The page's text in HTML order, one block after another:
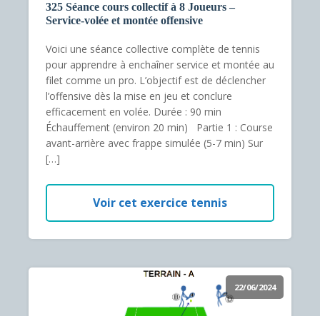
325 Séance cours collectif à 8 Joueurs –
Service-volée et montée offensive
Voici une séance collective complète de tennis
pour apprendre à enchaîner service et montée au
filet comme un pro. L’objectif est de déclencher
l’offensive dès la mise en jeu et conclure
efficacement en volée. Durée : 90 min
Échauffement (environ 20 min) Partie 1 : Course
avant-arrière avec frappe simulée (5-7 min) Sur
[…]
Voir cet exercice tennis
22/06/2024